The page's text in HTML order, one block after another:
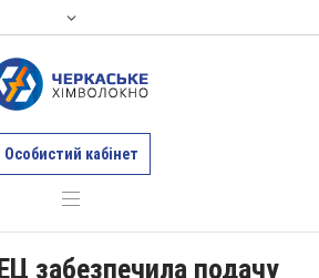
Особистий кабінет
забезпечила подачу